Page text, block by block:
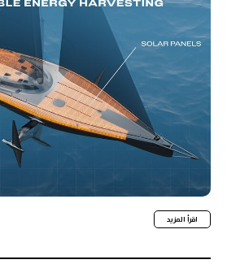
اقرأ المزيد